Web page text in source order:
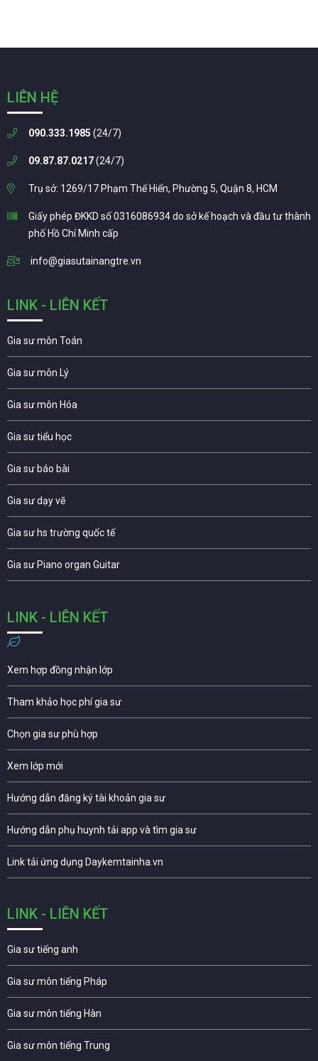
LIÊN HỆ
090.333.1985 (24/7)
09.87.87.0217(24/7)
Trụ sở: 1269/17 Phạm Thế Hiển, Phường 5, Quận 8, HCM
Giấy phép ĐKKD số 0316086934 do sở kế hoạch và đầu tư thành
phố Hồ Chí Minh cấp
info@giasutainangtre.vn
LINK - LIÊN KẾT
Gia sư môn Toán
Gia sư môn Lý
Gia sư môn Hóa
Gia sư tiểu học
Gia sư báo bài
Gia sư dạy vẽ
Gia sư hs trường quốc tế
Gia sư Piano organ Guitar
LINK - LIÊN KẾT
Xem hợp đồng nhận lớp
Tham khảo học phí gia sư
Chọn gia sư phù hợp
Xem lớp mới
Hướng dẫn đăng ký tài khoản gia sư
Hướng dẫn phụ huynh tải app và tìm gia sư
Link tải ứng dụng Daykemtainha.vn
LINK - LIÊN KẾT
Gia sư tiếng anh
Gia sư môn tiếng Pháp
Gia sư môn tiếng Hàn
Gia sư môn tiếng Trung